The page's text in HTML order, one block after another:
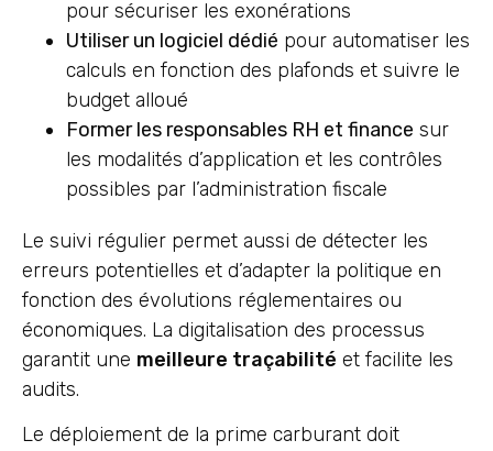
pour sécuriser les exonérations
Utiliser un logiciel dédié pour automatiser les
calculs en fonction des plafonds et suivre le
budget alloué
Former les responsables RH et finance sur
les modalités d’application et les contrôles
possibles par l’administration fiscale
Le suivi régulier permet aussi de détecter les
erreurs potentielles et d’adapter la politique en
fonction des évolutions réglementaires ou
économiques. La digitalisation des processus
garantit une meilleure traçabilité et facilite les
audits.
Le déploiement de la prime carburant doit